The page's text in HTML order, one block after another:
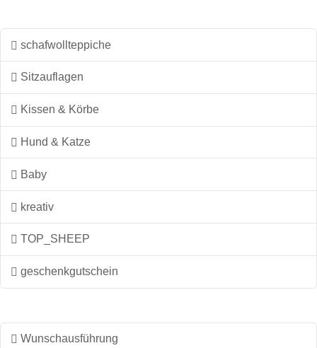
können
auf
der
werden
schafwollteppiche
Sitzauflagen
Kissen & Körbe
Hund & Katze
Baby
kreativ
TOP_SHEEP
geschenkgutschein
Wunschausführung